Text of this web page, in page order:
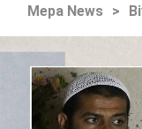
Mepa News >